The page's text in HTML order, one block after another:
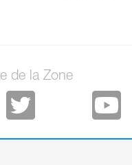
de la Zone